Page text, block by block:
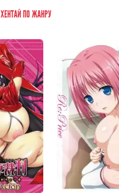
ХЕНТАЙ ПО ЖАНРУ